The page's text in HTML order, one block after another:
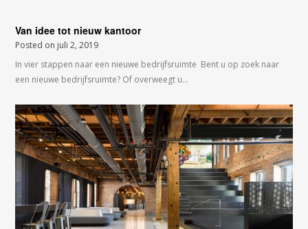
Van idee tot nieuw kantoor
Posted on juli 2, 2019
In vier stappen naar een nieuwe bedrijfsruimte Bent u op zoek naar
een nieuwe bedrijfsruimte? Of overweegt u…